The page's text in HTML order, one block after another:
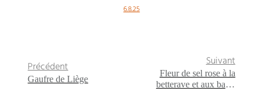
6.8.25
Précédent
Gaufre de Liège
Suivant
Fleur de sel rose à la
betterave et aux baies